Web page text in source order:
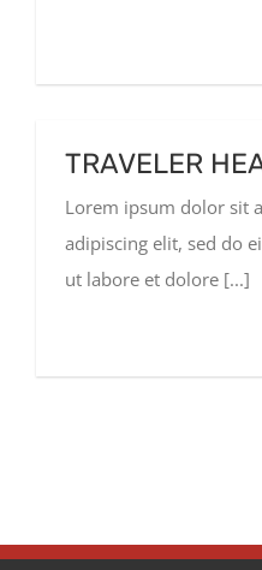
TRAVELER
Lorem ipsum dolor sit
adipiscing elit, sed do
ut labore et dolore [...]